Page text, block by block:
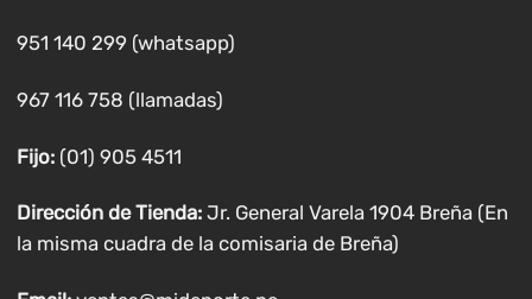
951 140 299 (whatsapp)
967 116 758 (llamadas)
Fijo:(01) 905 4511
Dirección de Tienda: Jr. General Varela 1904 Breña (En
la misma cuadra de la comisaria de Breña)